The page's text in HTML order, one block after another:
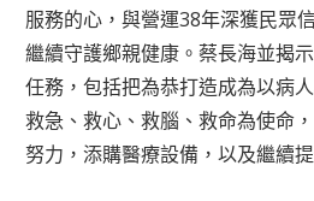
服務的心，與營運38年深獲民眾
繼續守護鄉親健康。蔡長海並揭
任務，包括把為恭打造成為以病
救急、救心、救腦、救命為使命
努力，添購醫療設備，以及繼續